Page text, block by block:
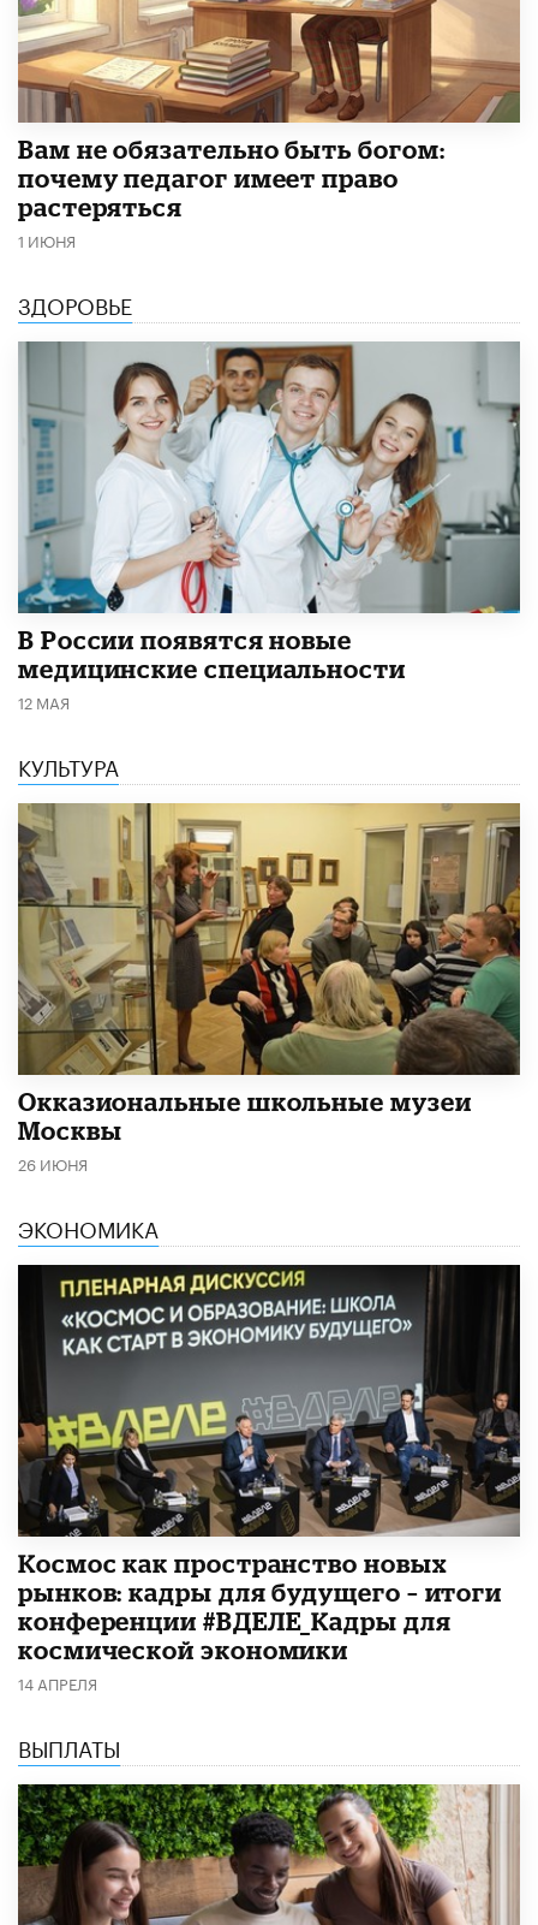
​Вам не обязательно быть богом:
почему педагог имеет право
растеряться
1 ИЮНЯ
ЗДОРОВЬЕ
В России появятся новые
медицинские специальности
12 МАЯ
КУЛЬТУРА
​Окказиональные школьные музеи
Москвы
26 ИЮНЯ
ЭКОНОМИКА
Космос как пространство новых
рынков: кадры для будущего – итоги
конференции #ВДЕЛЕ_Кадры для
космической экономики
14 АПРЕЛЯ
ВЫПЛАТЫ